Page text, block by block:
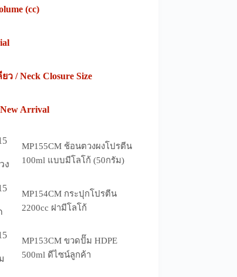
(cc)
ว / Neck Closure Size
Arrival
MP155CM ช้อนตวงผงโปรตีน
100ml แบบมีโลโก้ (50กรัม)
MP154CM กระปุกโปรตีน
2200cc ฝามีโลโก้
MP153CM ขวดปั๊ม HDPE
500ml ดีไซน์ลูกค้า